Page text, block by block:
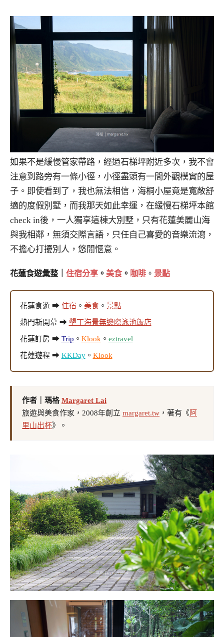
如果不是緩慢管家帶路，經過石梯坪附近多次，我不會
注意到路旁有一條小徑，小徑盡頭有一間外觀樸實的屋
子。即使看到了，我也無法相信，海桐小屋竟是寬敞舒
適的度假別墅，而我那天如此幸運，在緩慢石梯坪本館
check in後，一人獨享這棟大別墅，只有花蓮美麗山海
與我相鄰，無須交際言語，只任自己喜愛的音樂流瀉，
不擔心打擾別人，悠閒愜意。
花蓮食遊彙整｜ 住宿分享 。 美食。 咖啡 。 景點
花蓮食遊 ➡ 住宿 。 美食。 景點
熱門新開幕 ➡ 墾丁海景無邊際泳池飯店
花蓮訂房 ➡ Trip 。 Klook。 eztravel
花蓮遊程 ➡ KKDay。 Klook
作者｜瑪格Margaret Lai
旅遊與美食作家，2008年創立 margaret.tw ，著有《阿
里山出杯》。